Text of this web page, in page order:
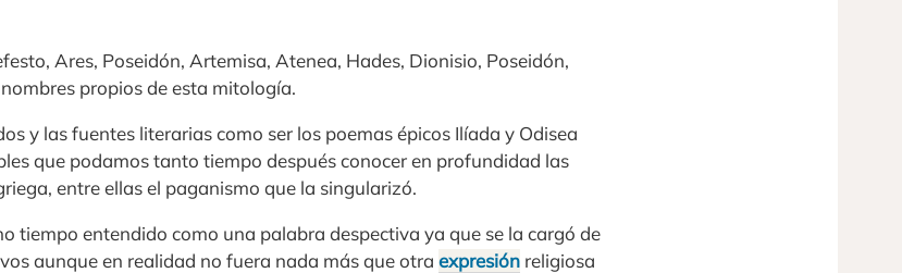
Ares, Poseidón, Artemisa, Atenea, Hades, Dionisio, Poseidón,
propios de esta mitología.
y las fuentes literarias como ser los poemas épicos Ilíada y Odisea
que podamos tanto tiempo después conocer en profundidad las
entre ellas el paganismo que la singularizó.
tiempo entendido como una palabra despectiva ya que se la cargó de
aunque en realidad no fuera nada más que otra expresión religiosa